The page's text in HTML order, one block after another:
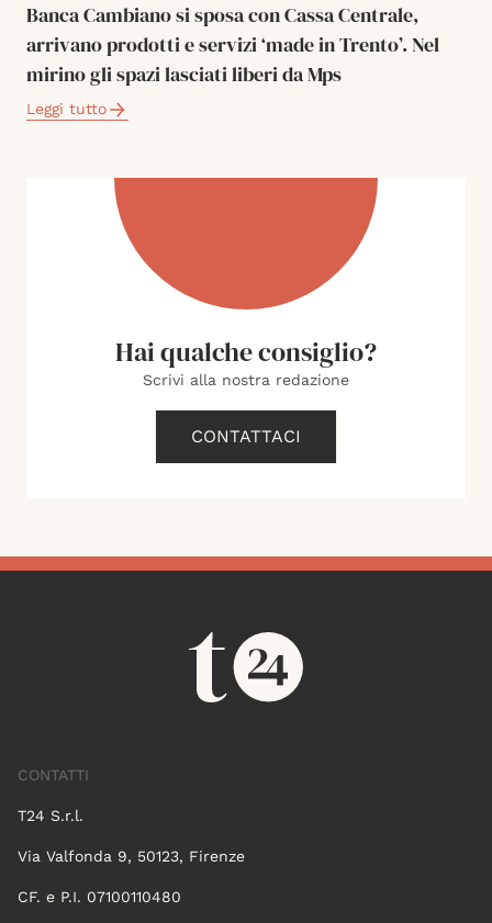
Banca Cambiano si sposa con Cassa Centrale,
arrivano prodotti e servizi ‘made in Trento’. Nel
mirino gli spazi lasciati liberi da Mps
Leggi tutto
Hai qualche consiglio?
Scrivi alla nostra redazione
CONTATTACI
CONTATTI
T24 S.r.l.
Via Valfonda 9, 50123, Firenze
CF. e P.I. 07100110480